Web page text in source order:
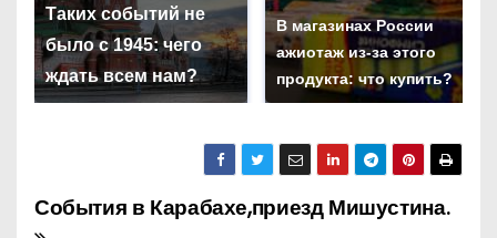
Таких событий не
было с 1945: чего
ждать всем нам?
В магазинах России
ажиотаж из-за этого
продукта: что купить?
Н
События в Карабахе,приезд Мишустина.